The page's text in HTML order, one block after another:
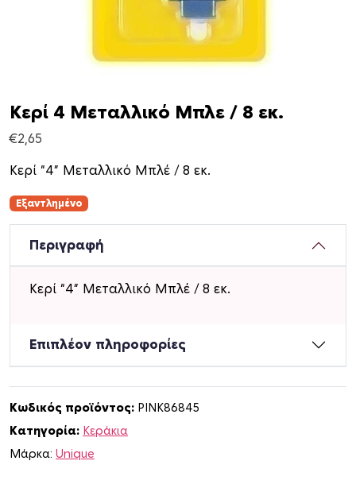
Κερί 4 Μεταλλικό Μπλε / 8 εκ.
€2,65
Κερί “4” Μεταλλικό Μπλέ / 8 εκ.
Εξαντλημένο
Περιγραφή
Κερί “4” Μεταλλικό Μπλέ / 8 εκ.
Επιπλέον πληροφορίες
Κωδικός προϊόντος: PINK86845
Κατηγορία: Κεράκια
Μάρκα: Unique